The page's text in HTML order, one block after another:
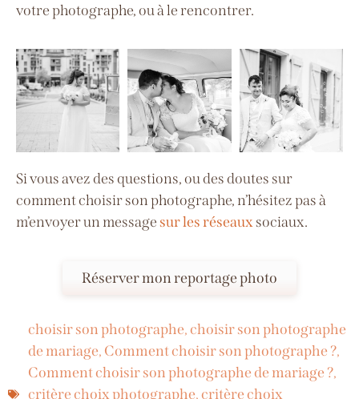
votre photographe, ou à le rencontrer.
Si vous avez des questions, ou des doutes sur
comment choisir son photographe, n’hésitez pas à
m’envoyer un messagesur les réseauxsociaux.
Réserver mon reportage photo
choisir son photographe,choisir son photographe
de mariage, Comment choisir son photographe ?,
Comment choisir son photographe de mariage ?,
critère choix photographe,critère choix